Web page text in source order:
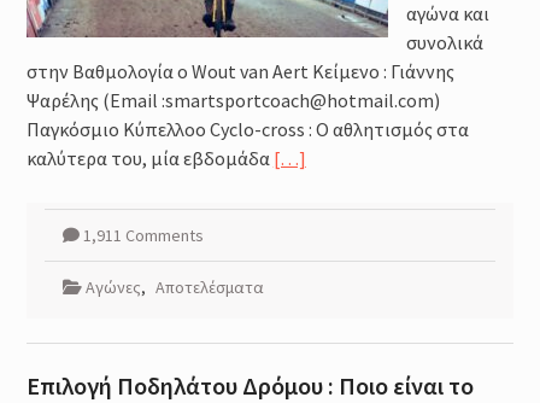
αγώνα και
συνολικά
στην Βαθμολογία ο Wout van Aert Κείμενο : Γιάννης
Ψαρέλης (Email :smartsportcoach@hotmail.com)
Παγκόσμιο Κύπελλοo Cyclo-cross : Ο αθλητισμός στα
καλύτερα του, μία εβδομάδα […]
1,911 Comments
Αγώνες, Αποτελέσματα
Επιλογή Ποδηλάτου Δρόμου : Ποιο είναι το